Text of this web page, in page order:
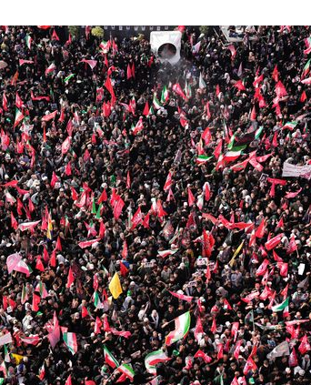
798.81마감
내린 6258.77에 마쳐
원 마감
년 이후 첫 40도
용해 前교정본부장 기소
공분에 수사 재개"
쑥대밭' 된 축구협회
태유 서울대 공대 교수…이
오·서범수 징계 절차 개시
무역총액
도 징역 3년
' 유병호 구속기소
발생 1850명 사망
구속 송치